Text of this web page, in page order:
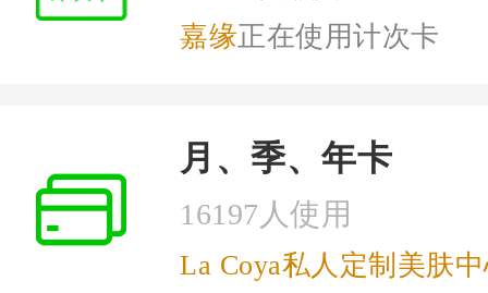
嘉缘正在使用计次卡
月、季、年卡
16197人使用
La Coya私人定制美肤